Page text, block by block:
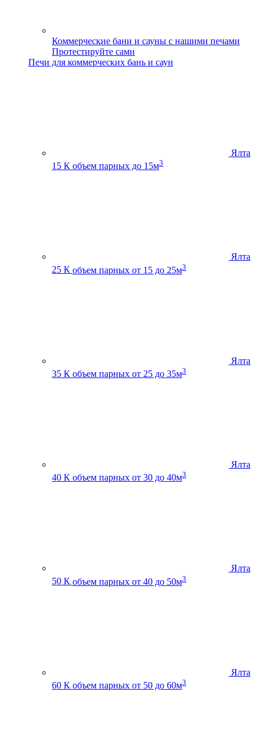
Коммерческие бани и сауны с нашими печами
Протестируйте сами
Печи для коммерческих бань и саун
Ялта
15 К объем парных до 15м3
Ялта
25 К объем парных от 15 до 25м3
Ялта
35 К объем парных от 25 до 35м3
Ялта
40 К объем парных от 30 до 40м3
Ялта
50 К объем парных от 40 до 50м3
Ялта
60 К объем парных от 50 до 60м3